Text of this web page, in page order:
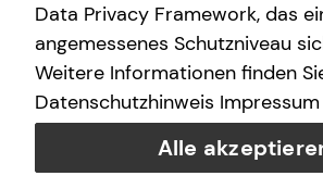
from.
What makes my
Data Privacy Framework, das
angemessenes Schutzniveau
Weitere Informationen finden
Datenschutzhinweis Impressum
Alle